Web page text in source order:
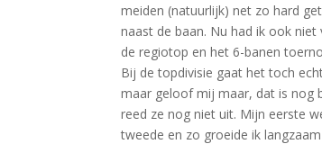
meiden (natuurlijk) net zo hard
naast de baan. Nu had ik ook
de regiotop en het 6-banen
Bij de topdivisie gaat het toch
maar geloof mij maar, dat is nog
reed ze nog niet uit. Mijn eerste
tweede en zo groeide ik